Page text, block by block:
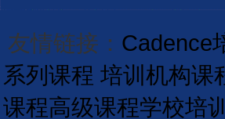
友情链接： Cadence
系列课程 培训机构课
课程高级课程学校培训